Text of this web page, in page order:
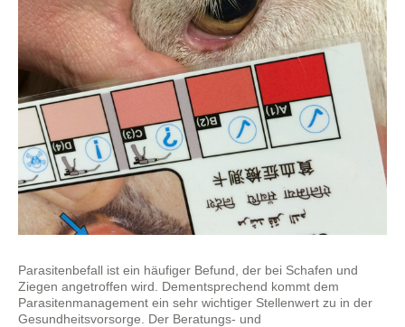
Parasitenbefall ist ein häufiger Befund, der bei Schafen und
Ziegen angetroffen wird. Dementsprechend kommt dem
Parasitenmanagement ein sehr wichtiger Stellenwert zu in der
Gesundheitsvorsorge. Der Beratungs- und